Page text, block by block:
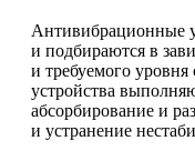
Антивибрационные
и подбираются в
и требуемого
устройства
абсорбирование и
и устранение